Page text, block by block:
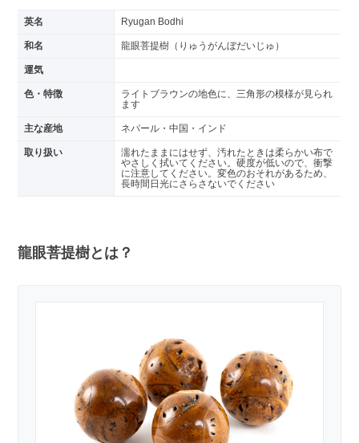
英名 Ryugan Bodhi
和名 龍眼菩提樹（りゅうがんぼだいじゅ）
運気
色・特徴
ライトブラウンの地色に、三角形の模様が見られ
ます
主な産地 ネパール・中国・インド
取り扱い
濡れたままにはせず、汚れたときは柔らかい布で
やさしく拭いてください。硬度が低いので、衝撃
に注意してください。変色のおそれがあるため、
長時間日光にさらさないでください
龍眼菩提樹とは？